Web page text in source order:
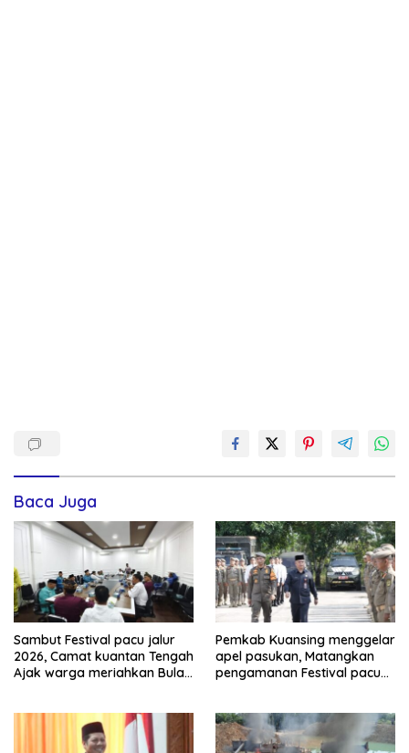
Baca Juga
Sambut Festival pacu jalur
2026, Camat kuantan Tengah
Ajak warga meriahkan Bulan
Pemkab Kuansing menggelar
apel pasukan, Matangkan
pengamanan Festival pacu